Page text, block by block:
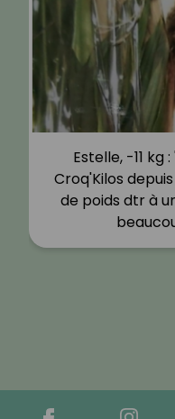
Estelle, -11 kg
Croq'Kilos
de poids dtr à